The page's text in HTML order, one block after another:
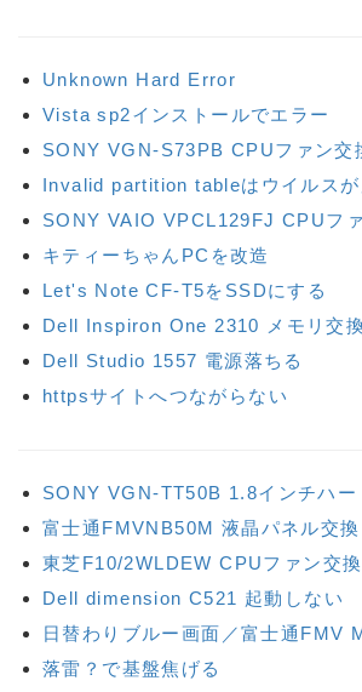
Unknown Hard Error
Vista sp2インストールでエラー
SONY VGN-S73PB CPUファン交
Invalid partition tableはウイルスが
SONY VAIO VPCL129FJ CPUフ
キティーちゃんPCを改造
Let's Note CF-T5をSSDにする
Dell Inspiron One 2310 メモリ交
Dell Studio 1557 電源落ちる
httpsサイトへつながらない
SONY VGN-TT50B 1.8インチハー
富士通FMVNB50M 液晶パネル交換
東芝F10/2WLDEW CPUファン交換
Dell dimension C521 起動しない
日替わりブルー画面／富士通FMV
落雷？で基盤焦げる